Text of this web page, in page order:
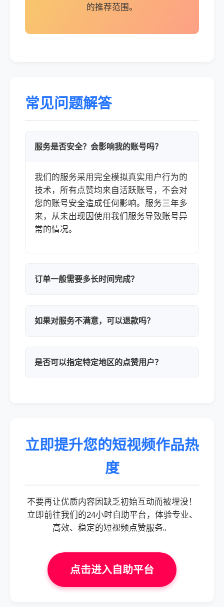
的推荐范围。
常见问题解答
服务是否安全？会影响我的账号吗？
我们的服务采用完全模拟真实用户行为的
技术，所有点赞均来自活跃账号，不会对
您的账号安全造成任何影响。服务三年多
来，从未出现因使用我们服务导致账号异
常的情况。
订单一般需要多长时间完成？
如果对服务不满意，可以退款吗？
是否可以指定特定地区的点赞用户？
立即提升您的短视频作品热
度
不要再让优质内容因缺乏初始互动而被埋没！
立即前往我们的24小时自助平台，体验专业、
高效、稳定的短视频点赞服务。
点击进入自助平台